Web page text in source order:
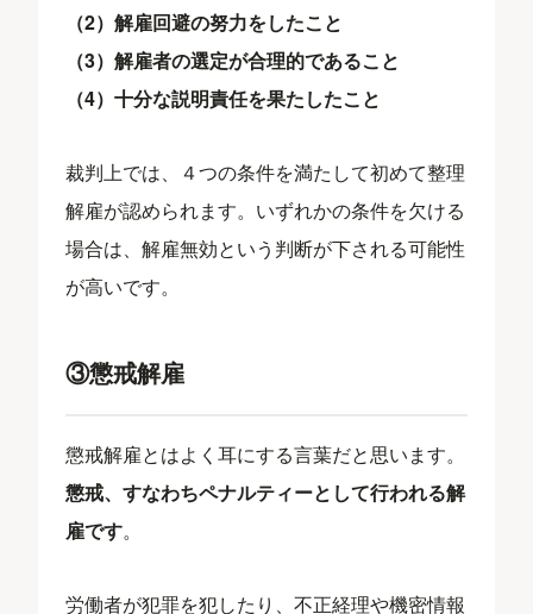
（2）解雇回避の努力をしたこと
（3）解雇者の選定が合理的であること
（4）十分な説明責任を果たしたこと
裁判上では、４つの条件を満たして初めて整理
解雇が認められます。いずれかの条件を欠ける
場合は、解雇無効という判断が下される可能性
が高いです。
③懲戒解雇
懲戒解雇とはよく耳にする言葉だと思います。
懲戒、すなわちペナルティーとして行われる解
雇です。
労働者が犯罪を犯したり、不正経理や機密情報